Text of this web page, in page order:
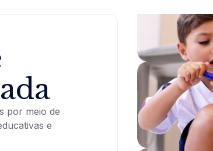
Documentos Institucionais
eventos
Ver
por meio de
e